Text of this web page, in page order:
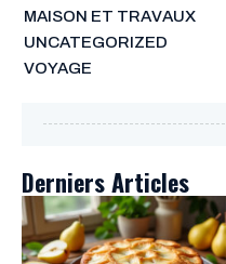
MAISON ET TRAVAUX
UNCATEGORIZED
VOYAGE
Derniers Articles